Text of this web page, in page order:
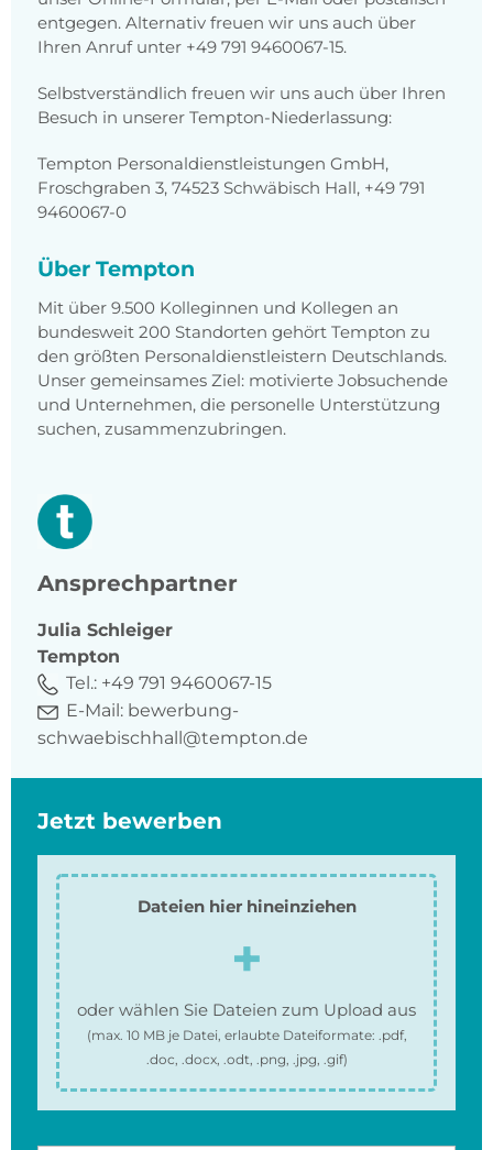
entgegen. Alternativ freuen wir uns auch über
Ihren Anruf unter +49 791 9460067-15.
Selbstverständlich freuen wir uns auch über Ihren
Besuch in unserer Tempton-Niederlassung:
Tempton Personaldienstleistungen GmbH,
Froschgraben 3, 74523 Schwäbisch Hall, +49 791
9460067-0
Über Tempton
Mit über 9.500 Kolleginnen und Kollegen an
bundesweit 200 Standorten gehört Tempton zu
den größten Personaldienstleistern Deutschlands.
Unser gemeinsames Ziel: motivierte Jobsuchende
und Unternehmen, die personelle Unterstützung
suchen, zusammenzubringen.
Ansprechpartner
Julia Schleiger
Tempton
Tel.: +49 791 9460067-15
E-Mail: bewerbung-
schwaebischhall@tempton.de
Jetzt bewerben
Dateien hier hineinziehen
oder wählen Sie Dateien zum Upload aus
(max. 10 MBje Datei, erlaubte Dateiformate: .pdf,
.doc, .docx, .odt, .png, .jpg, .gif)